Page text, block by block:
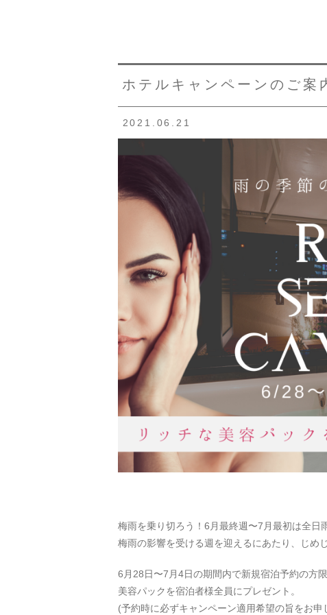
ホテルキャンペーンのご案
2021.06.21
梅雨を乗り切ろう！6月最終週〜7月最初は全日
梅雨の影響を受ける週を迎えるにあたり、じめ
6月28日〜7月4日の期間内で新規宿泊予約の方限
美容パックを宿泊者様全員にプレゼント。
(予約時に必ずキャンペーン適用希望の旨をお申